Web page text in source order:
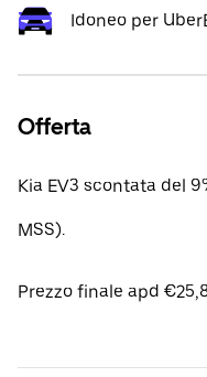
Idoneo per
Offerta
Kia EV3 scontata del
MSS).
Prezzo finale apd